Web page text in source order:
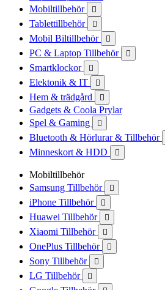
Mobiltillbehör

Tablettillbehör 
Mobil Biltillbehör 
PC & Laptop Tillbehör 
Smartklockor 
Elektonik & IT 
Hem & trädgård 
Gadgets & Coola Prylar
Spel & Gaming

Bluetooth & Hörlurar & Tillbehör
Minneskort & HDD 
Mobiltillbehör
Samsung Tillbehör

iPhone Tillbehör 
Huawei Tillbehör 
Xiaomi Tillbehör 
OnePlus Tillbehör 
Sony Tillbehör 
LG Tillbehör 